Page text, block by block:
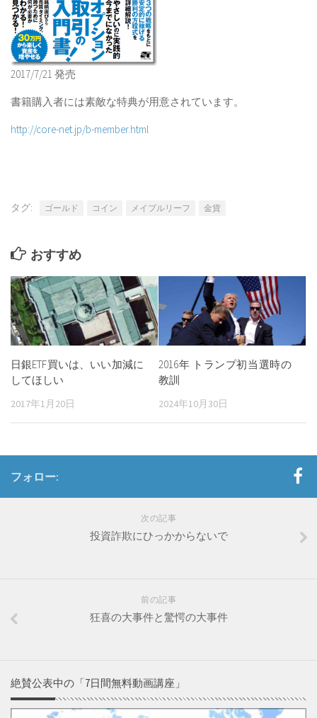
2017/7/21 発売
書籍購入者には素敵な特典が用意されています。
http://core-net.jp/b-member.html
タグ: ゴールド コイン メイプルリーフ 金貨
おすすめ
日銀ETF買いは、いい加減に
してほしい
2017年1月20日
2016年 トランプ初当選時の
教訓
2024年10月30日
フォロー:
次の記事
投資詐欺にひっかからないで
前の記事
狂喜の大事件と驚愕の大事件
絶賛公表中の「7日間無料動画講座」